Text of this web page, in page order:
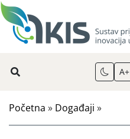
A+
Početna » Događaji »